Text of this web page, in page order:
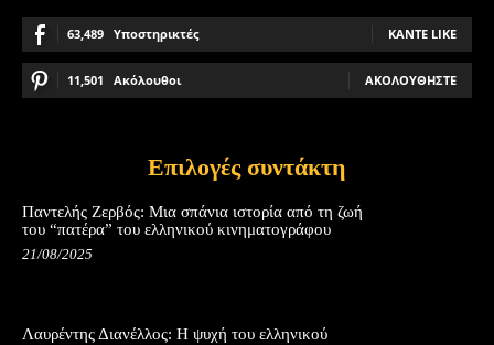
63,489 Υποστηρικτές ΚΆΝΤΕ LIKE
11,501 Ακόλουθοι ΑΚΟΛΟΥΘΉΣΤΕ
Επιλογές συντάκτη
Παντελής Ζερβός: Μια σπάνια ιστορία από τη ζωή
του “πατέρα” του ελληνικού κινηματογράφου
21/08/2025
Λαυρέντης Διανέλλος: Η ψυχή του ελληνικού